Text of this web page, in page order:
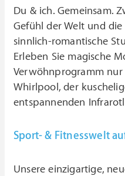
Du & ich. Gemeinsam.
Gefühl der Welt und
sinnlich-romantische
Erleben Sie magische
Verwöhnprogramm
Whirlpool, der
entspannenden
Sport- & Fitnesswelt
Unsere einzigartige,